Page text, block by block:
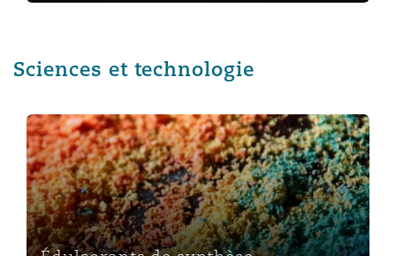
Sciences et technologie
Édulcorants de synthèse